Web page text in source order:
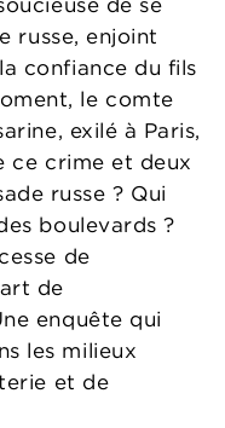
russe, enjoint
confiance du fils
le comte
exilé à Paris,
ce crime et deux
russe ? Qui
boulevards ?
de
de
enquête qui
les milieux
et de